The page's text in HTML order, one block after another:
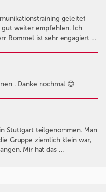
geleitet
gut weiter empfehlen. Ich
Rommel ist sehr engagiert …
. Danke nochmal 😊
Stuttgart teilgenommen. Man
Gruppe ziemlich klein war,
Mir hat das …